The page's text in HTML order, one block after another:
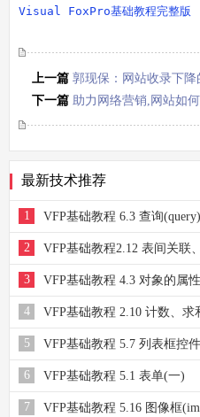
Visual FoxPro基础教程完整版
上一篇 郭现保：网站收录下降
下一篇 助力网络营销,网站如何
最新技术推荐
1 VFP基础教程 6.3 查询
2 VFP基础教程2.12 表间关联
3 VFP基础教程 4.3 对象的属
4 VFP基础教程 2.10 计数、求
5 VFP基础教程 5.7 列表框控
6 VFP基础教程 5.1 表单(一)
7 VFP基础教程 5.16 图像框